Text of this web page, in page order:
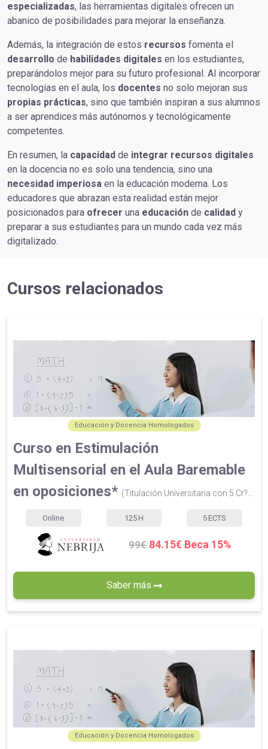
especializadas, las herramientas digitales ofrecen un
abanico de posibilidades para mejorar la enseñanza.
Además, la integración de estos recursos fomenta el
desarrollo de habilidades digitales en los estudiantes,
preparándolos mejor para su futuro profesional. Al incorporar
tecnologías en el aula, los docentes no solo mejoran sus
propias prácticas, sino que también inspiran a sus alumnos
a ser aprendices más autónomos y tecnológicamente
competentes.
En resumen, la capacidad de integrar recursos digitales
en la docencia no es solo una tendencia, sino una
necesidad imperiosa en la educación moderna. Los
educadores que abrazan esta realidad están mejor
posicionados para ofrecer una educación de calidad y
preparar a sus estudiantes para un mundo cada vez más
digitalizado.
Cursos relacionados
Educación y Docencia Homologados
Curso en Estimulación
Multisensorial en el Aula Baremable
en oposiciones* (Titulación Universitaria con 5 Cr?...
Online 125 H 5 ECTS
99€ 84.15€ Beca 15%
Saber más
Educación y Docencia Homologados